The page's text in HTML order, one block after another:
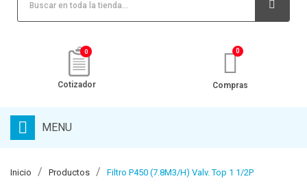
0
Cotizador Compras
MENU
Inicio Productos Filtro P450 (7.8M3/H) Valv. Top 1 1/2P